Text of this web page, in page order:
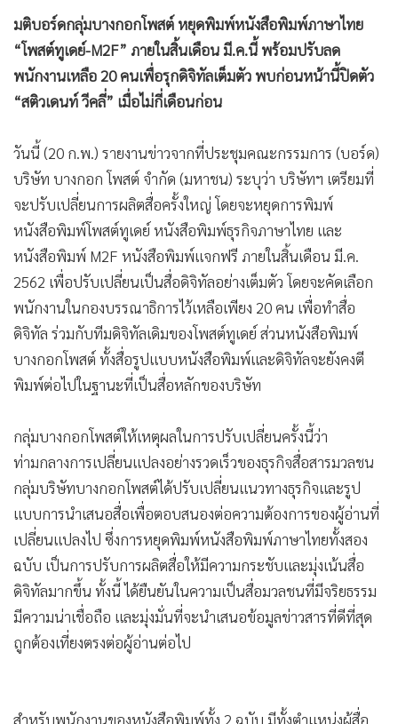
• ท่องเที่ยว
กีฬา
ต่างประเทศ
•
เศรษฐกิจ-ธุรกิจ
• จีน
• ชุมชน-คุณภาพชีวิต
• อาชญากรรม
• Motoring
• เกม
• วิทยาศาสตร์
• SMEs
• หุ้น
• อินโดจีน
• Celeb Online
Factcheck
ญี่ปุ่น
News1
• Gotomanager
มติบอร์ดกลุ่มบางกอกโพสต์ หยุดพิมพ์หนังสือพิมพ์ภาษาไทย
“โพสต์ทูเดย์-M2F” ภายในสิ้นเดือน มี.ค.นี้ พร้อมปรับลด
พนักงานเหลือ 20 คนเพื่อรุกดิจิทัลเต็มตัว พบก่อนหน้านี้ปิดตัว
“สติวเดนท์ วีคลี่” เมื่อไม่กี่เดือนก่อน
วันนี้ (20 ก.พ.) รายงานข่าวจากที่ประชุมคณะกรรมการ (บอร์ด)
บริษัท บางกอก โพสต์ จำกัด (มหาชน) ระบุว่า บริษัทฯ เตรียมที่
จะปรับเปลี่ยนการผลิตสื่อครั้งใหญ่ โดยจะหยุดการพิมพ์
หนังสือพิมพ์โพสต์ทูเดย์ หนังสือพิมพ์ธุรกิจภาษาไทย และ
หนังสือพิมพ์ M2F หนังสือพิมพ์แจกฟรี ภายในสิ้นเดือน มี.ค.
2562 เพื่อปรับเปลี่ยนเป็นสื่อดิจิทัลอย่างเต็มตัว โดยจะคัดเลือก
พนักงานในกองบรรณาธิการไว้เหลือเพียง 20 คน เพื่อทำสื่อ
ดิจิทัล ร่วมกับทีมดิจิทัลเดิมของโพสต์ทูเดย์ ส่วนหนังสือพิมพ์
บางกอกโพสต์ ทั้งสื่อรูปแบบหนังสือพิมพ์และดิจิทัลจะยังคงตี
พิมพ์ต่อไปในฐานะที่เป็นสื่อหลักของบริษัท
กลุ่มบางกอกโพสต์ให้เหตุผลในการปรับเปลี่ยนครั้งนี้ว่า
ท่ามกลางการเปลี่ยนแปลงอย่างรวดเร็วของธุรกิจสื่อสารมวลชน
กลุ่มบริษัทบางกอกโพสต์ได้ปรับเปลี่ยนแนวทางธุรกิจและรูป
แบบการนำเสนอสื่อเพื่อตอบสนองต่อความต้องการของผู้อ่านที่
เปลี่ยนแปลงไป ซึ่งการหยุดพิมพ์หนังสือพิมพ์ภาษาไทยทั้งสอง
ฉบับ เป็นการปรับการผลิตสื่อให้มีความกระชับและมุ่งเน้นสื่อ
ดิจิทัลมากขึ้น ทั้งนี้ ได้ยืนยันในความเป็นสื่อมวลชนที่มีจริยธรรม
มีความน่าเชื่อถือ และมุ่งมั่นที่จะนำเสนอข้อมูลข่าวสารที่ดีที่สุด
ถูกต้องเที่ยงตรงต่อผู้อ่านต่อไป
สำหรับพนักงานของหนังสือพิมพ์ทั้ง 2 ฉบับ มีทั้งตำแหน่งผู้สื่อ